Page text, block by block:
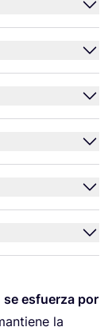
se esfuer­za por
la